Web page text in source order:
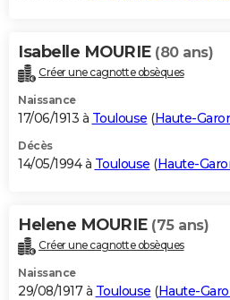
Isabelle MOURIE (80 ans)
Créer une cagnotte obsèques
Naissance
17/06/1913 à Toulouse (Haute-
Décès
14/05/1994 à Toulouse (Haute-
Helene MOURIE (75 ans)
Créer une cagnotte obsèques
Naissance
29/08/1917 à Toulouse (Haute-